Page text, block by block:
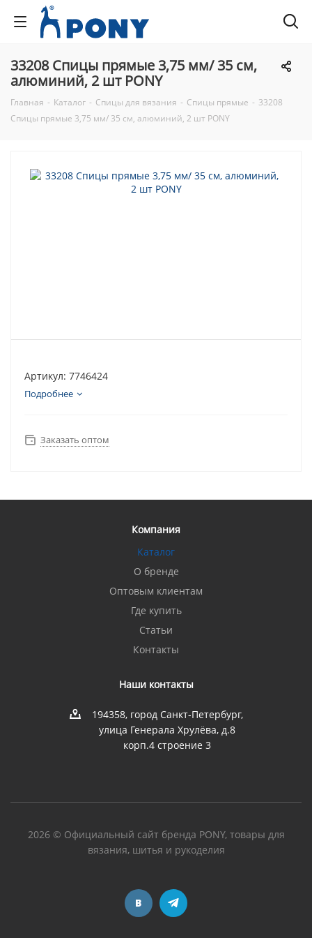
33208 Спицы прямые 3,75 мм/ 35 см,
алюминий, 2 шт PONY
Главная - Каталог - Спицы для вязания - Спицы прямые - 33208
Спицы прямые 3,75 мм/ 35 см, алюминий, 2 шт PONY
Артикул: 7746424
Подробнее
Заказать оптом
Компания
Каталог
О бренде
Оптовым клиентам
Где купить
Статьи
Контакты
Наши контакты
194358, город Санкт-Петербург,
улица Генерала Хрулёва, д.8
корп.4 строение 3
2026 © Официальный сайт бренда PONY, товары для
вязания, шитья и рукоделия